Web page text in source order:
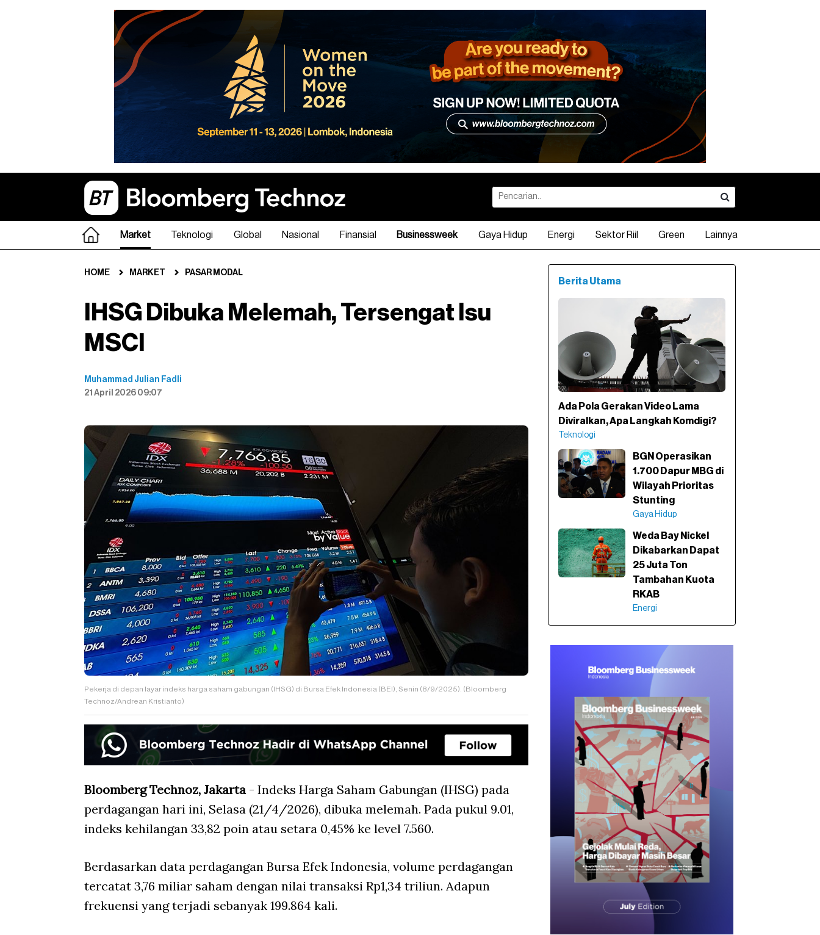
Market Teknologi Global Nasional Finansial Businessweek Gaya Hidup Energi Sektor Riil Green Lainnya
HOME MARKET PASAR MODAL
IHSG Dibuka Melemah, Tersengat Isu
MSCI
Muhammad Julian Fadli
21 April 2026 09:07
Pekerja di depan layar indeks harga saham gabungan (IHSG) di Bursa Efek Indonesia (BEI), Senin (8/9/2025). (Bloomberg
Technoz/Andrean Kristianto)
Bloomberg Technoz, Jakarta- Indeks Harga Saham Gabungan (IHSG) pada
perdagangan hari ini, Selasa (21/4/2026), dibuka melemah. Pada pukul 9.01,
indeks kehilangan 33,82 poin atau setara 0,45% ke level 7.560.
Berdasarkan data perdagangan Bursa Efek Indonesia, volume perdagangan
tercatat 3,76 miliar saham dengan nilai transaksi Rp1,34 triliun. Adapun
frekuensi yang terjadi sebanyak 199.864 kali.
Berita Utama
Ada Pola Gerakan Video Lama
Diviralkan, Apa Langkah Komdigi?
Teknologi
BGN Operasikan
1.700 Dapur MBG di
Wilayah Prioritas
Stunting
Gaya Hidup
Weda Bay Nickel
Dikabarkan Dapat
25 Juta Ton
Tambahan Kuota
RKAB
Energi